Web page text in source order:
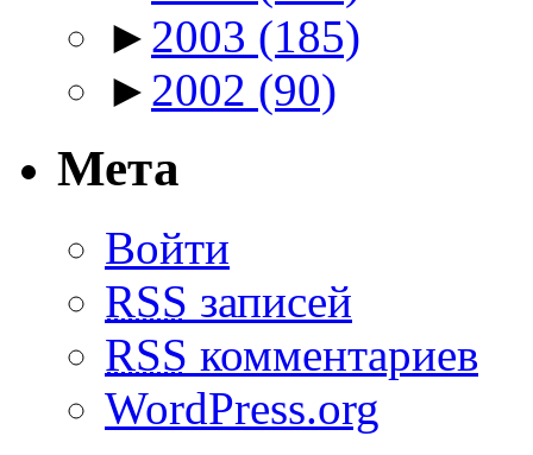
► 2003 (185)
► 2002 (90)
Мета
Войти
RSS записей
RSS комментариев
WordPress.org